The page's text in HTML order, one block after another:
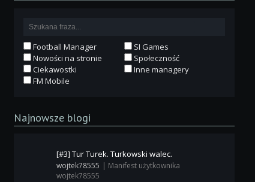
Football Manager
SI Games
Nowości na stronie
Społeczność
Ciekawostki
Inne managery
FM Mobile
Najnowsze blogi
[#3] Tur Turek. Turkowski walec.
wojtek78555 | Manifest użytkownika
wojtek78555